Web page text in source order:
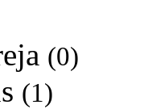
(0)
(1)